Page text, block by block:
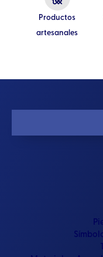
Productos
artesanales